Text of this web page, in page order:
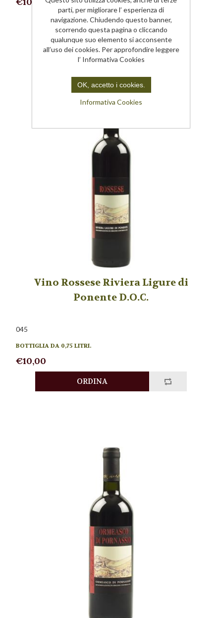
Vino Rossese Riviera Ligure di
Ponente D.O.C.
045
BOTTIGLIA DA 0,75 LITRI.
€10,00
parti, per migliorare l’ esperienza di
navigazione. Chiudendo questo banner,
scorrendo questa pagina o cliccando
qualunque suo elemento si acconsente
all’uso dei cookies. Per approfondire leggere
l’ Informativa Cookies
OK, accetto i cookies.
Informativa Cookies